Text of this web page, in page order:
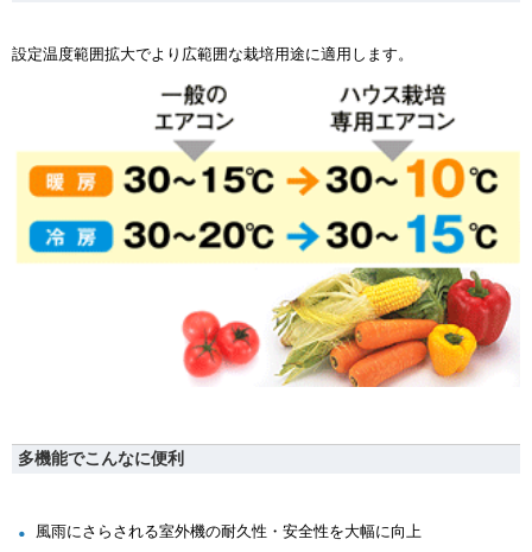
設定温度範囲拡大でより広範囲な栽培用途に適用します。
多機能でこんなに便利
風雨にさらされる室外機の耐久性・安全性を大幅に向上